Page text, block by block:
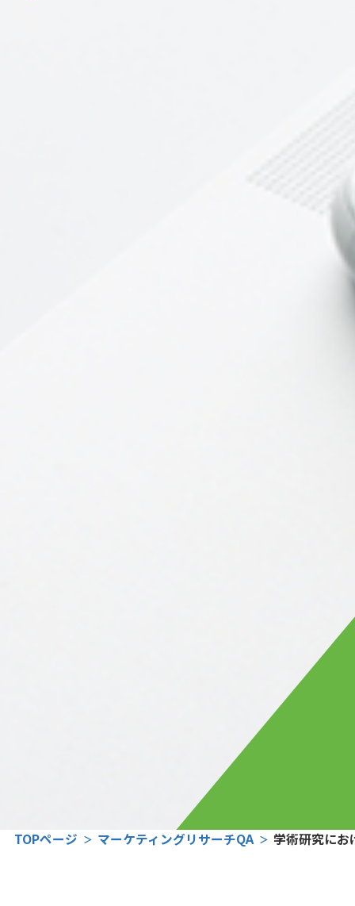
TOPページ マーケティングリサーチQA 学術研究にお